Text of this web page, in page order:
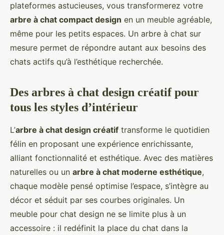
plateformes astucieuses, vous transformerez votre
arbre à chat compact design en un meuble agréable,
même pour les petits espaces. Un arbre à chat sur
mesure permet de répondre autant aux besoins des
chats actifs qu’à l’esthétique recherchée.
Des arbres à chat design créatif pour
tous les styles d’intérieur
L’arbre à chat design créatif transforme le quotidien
félin en proposant une expérience enrichissante,
alliant fonctionnalité et esthétique. Avec des matières
naturelles ou un arbre à chat moderne esthétique,
chaque modèle pensé optimise l’espace, s’intègre au
décor et séduit par ses courbes originales. Un
meuble pour chat design ne se limite plus à un
accessoire : il redéfinit la place du chat dans la